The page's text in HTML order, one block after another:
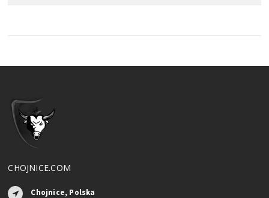
CHOJNICE.COM
Chojnice, Polska